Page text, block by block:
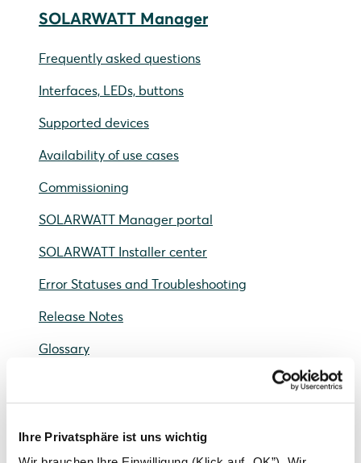
Ihre Privatsphäre ist uns wichtig
SOLARWATT Manager
Frequently asked questions
Interfaces, LEDs, buttons
Supported devices
Availability of use cases
Commissioning
SOLARWATT Manager portal
SOLARWATT Installer center
Error Statuses and Troubleshooting
Release Notes
Glossary